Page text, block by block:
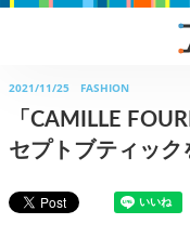
2021/11/25 FASHION
「CAMILLE
セプトブティック